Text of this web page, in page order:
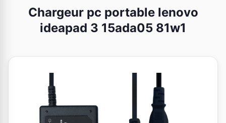
Chargeur pc portable lenovo
ideapad 3 15ada05 81w1